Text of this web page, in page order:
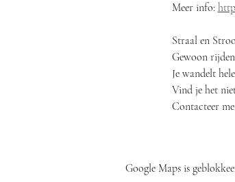
Meer info:
Straal en
Gewoon
Je wandelt
Vind je het
Contacteer
Google Maps is